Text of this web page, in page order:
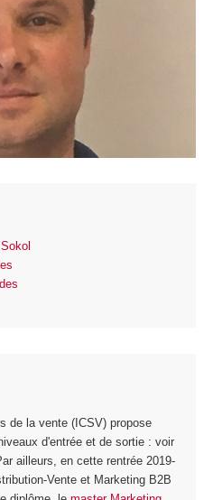
de la vente (ICSV) propose
d'entrée et de sortie : voir
ailleurs, en cette rentrée 2019-
Vente et Marketing B2B